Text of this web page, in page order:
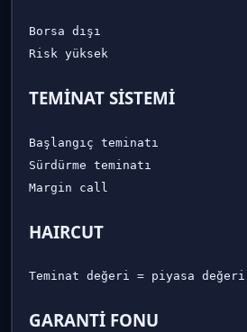
Borsa dışı
TEMİNAT SİSTEMİ
Başlangıç teminatı
Sürdürme teminatı
HAIRCUT
GARANTİ FONU